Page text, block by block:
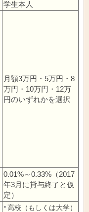
学生本人
月額3万円・5万円・8
万円・10万円・12万
円のいずれかを選択
0.01%～0.33%（2017
年3月に貸与終了と仮
定）
高校（もしくは大学）